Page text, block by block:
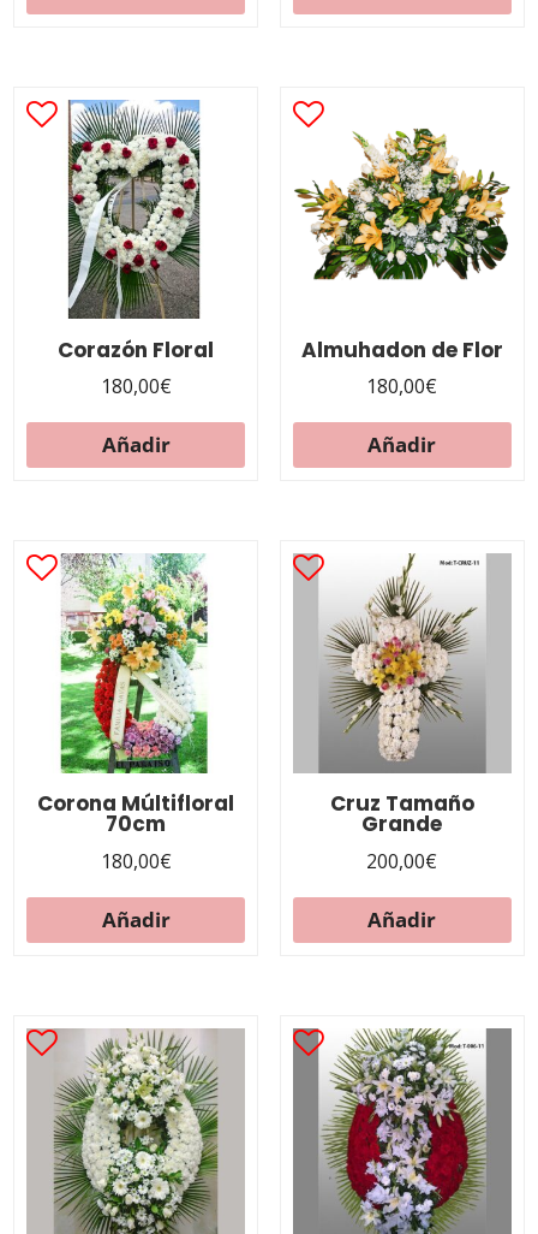
Corazón Floral
180,00€
Añadir
Almuhadon de Flor
180,00€
Añadir
Corona Múltifloral
70cm
180,00€
Añadir
Cruz Tamaño
Grande
200,00€
Añadir